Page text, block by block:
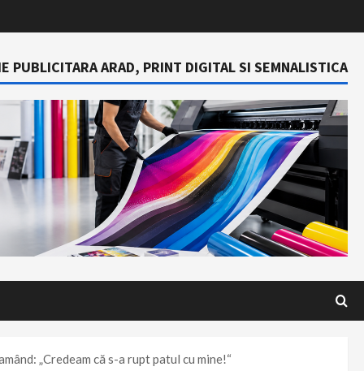
PUBLICITARA ARAD, PRINT DIGITAL SI SEMNALISTICA
„Credeam că s-a rupt patul cu mine!“